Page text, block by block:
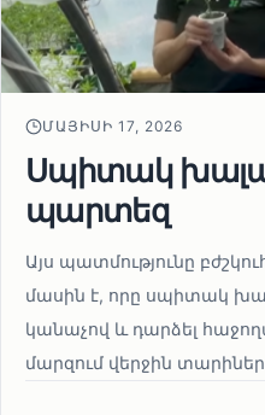
ՄԱՅԻՍԻ 17, 2026
Սպիտակ
պարտեզ
Այս պատմությունը
մասին է, որը սպիտակ
կանաչով և դարձել
մարզում վերջին